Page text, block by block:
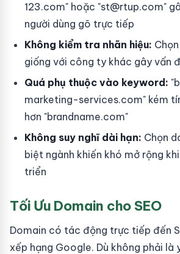
123.com" hoặc "st@rtup.com"
người dùng gõ trực tiếp
Không kiểm tra nhãn hiệu:
giống với công ty khác gây vấn
Quá phụ thuộc vào keyword:
marketing-services.com" kém
hơn "brandname.com"
Không suy nghĩ dài hạn: Chọn
biệt ngành khiến khó mở rộng
triển
Tối Ưu Domain cho SEO
Domain có tác động trực tiếp đến
xếp hạng Google. Dù không phải là